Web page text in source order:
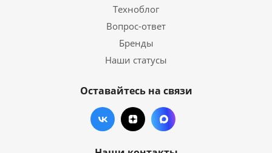
Техноблог
Вопрос-ответ
Бренды
Наши статусы
Оставайтесь на связи